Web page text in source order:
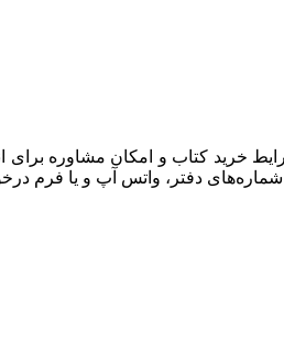
خرید کتاب و امکان مشاوره برای
دفتر، واتس آپ و یا فرم